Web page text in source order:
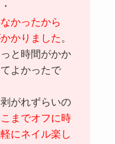
かったから
かりました。
と時間がかか
よかったで
がれずらいの
までオフに時
にネイル楽し